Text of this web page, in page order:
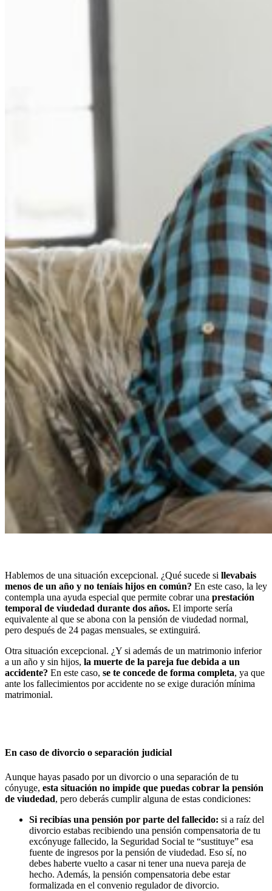
Hablemos de una situación excepcional. ¿Qué sucede si llevabais
menos de un año y no teníais hijos en común? En este caso, la ley
contempla una ayuda especial que permite cobrar una prestación
temporal de viudedad durante dos años. El importe sería
equivalente al que se abona con la pensión de viudedad normal,
pero después de 24 pagas mensuales, se extinguirá.
Otra situación excepcional. ¿Y si además de un matrimonio inferior
a un año y sin hijos, la muerte de la pareja fue debida a un
accidente? En este caso, se te concede de forma completa, ya que
ante los fallecimientos por accidente no se exige duración mínima
matrimonial.
En caso de divorcio o separación judicial
Aunque hayas pasado por un divorcio o una separación de tu
cónyuge, esta situación no impide que puedas cobrar la pensión
de viudedad, pero deberás cumplir alguna de estas condiciones:
Si recibías una pensión por parte del fallecido: si a raíz del
divorcio estabas recibiendo una pensión compensatoria de tu
excónyuge fallecido, la Seguridad Social te “sustituye” esa
fuente de ingresos por la pensión de viudedad. Eso sí, no
debes haberte vuelto a casar ni tener una nueva pareja de
hecho. Además, la pensión compensatoria debe estar
formalizada en el convenio regulador de divorcio.